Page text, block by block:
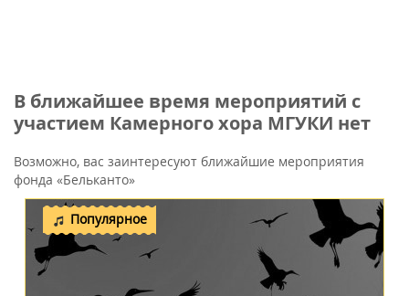
В ближайшее время мероприятий с
участием Камерного хора МГУКИ нет
Возможно, вас заинтересуют ближайшие мероприятия
фонда «Бельканто»
Популярное